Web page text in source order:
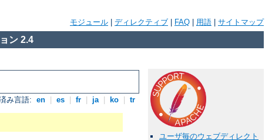
モジュール ディレクティブ FAQ 用語 サイトマップ
ン 2.4
み言語: en es fr ja ko tr
ユーザ毎のウェブディレクト